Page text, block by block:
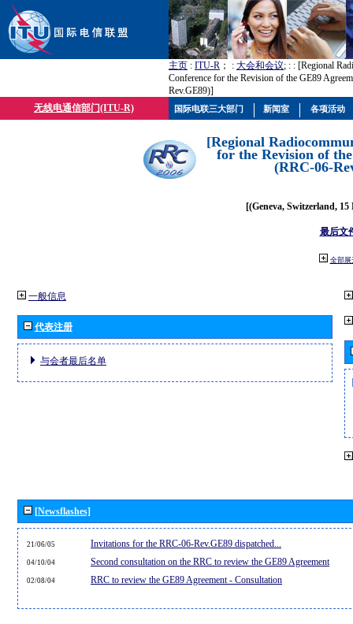
主页 : ITU-R ； : 大会和会议; : : [Regional
Conference for the Revision of the GE89
Rev.GE89)]
无线电通信部门(ITU-R)
[Regional
for the Revision of
(RRC-06-
[(Geneva, Switzerland, 15
最后文
全部展
一般信息
代表注册
与会者最后名单
[Newsflashes]
21/06/05 Invitations for the RRC-06-Rev.GE89 dispatched...
04/10/04 Second consultation on the RRC to review the GE89 Agreement
02/08/04 RRC to review the GE89 Agreement - Consultation
国际电联三大部门 新闻室 各项活动